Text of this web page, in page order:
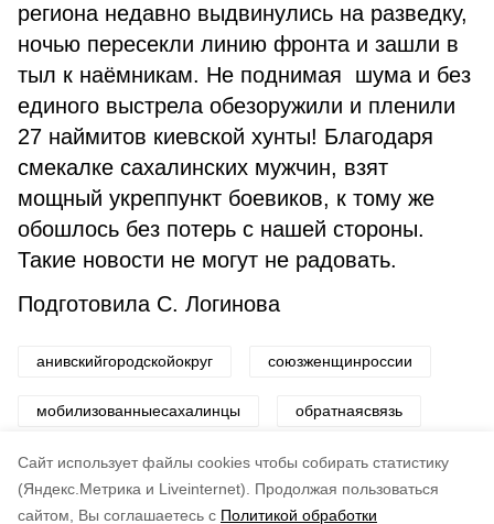
Cайт использует файлы cookies чтобы собирать статистику
(Яндекс.Метрика и Liveinternet).
Продолжая пользоваться
сайтом, Вы соглашаетесь с Политикой обработки
региона недавно выдвинулись на разведку,
ночью пересекли линию фронта и зашли в
тыл к наёмникам. Не поднимая шума и без
единого выстрела обезоружили и пленили
27 наймитов киевской хунты! Благодаря
смекалке сахалинских мужчин, взят
мощный укреппункт боевиков, к тому же
обошлось без потерь с нашей стороны.
Такие новости не могут не радовать.
Подготовила С. Логинова
анивскийгородскойокруг союзженщинроссии
мобилизованныесахалинцы обратнаясвязь
мэрсветланашвец